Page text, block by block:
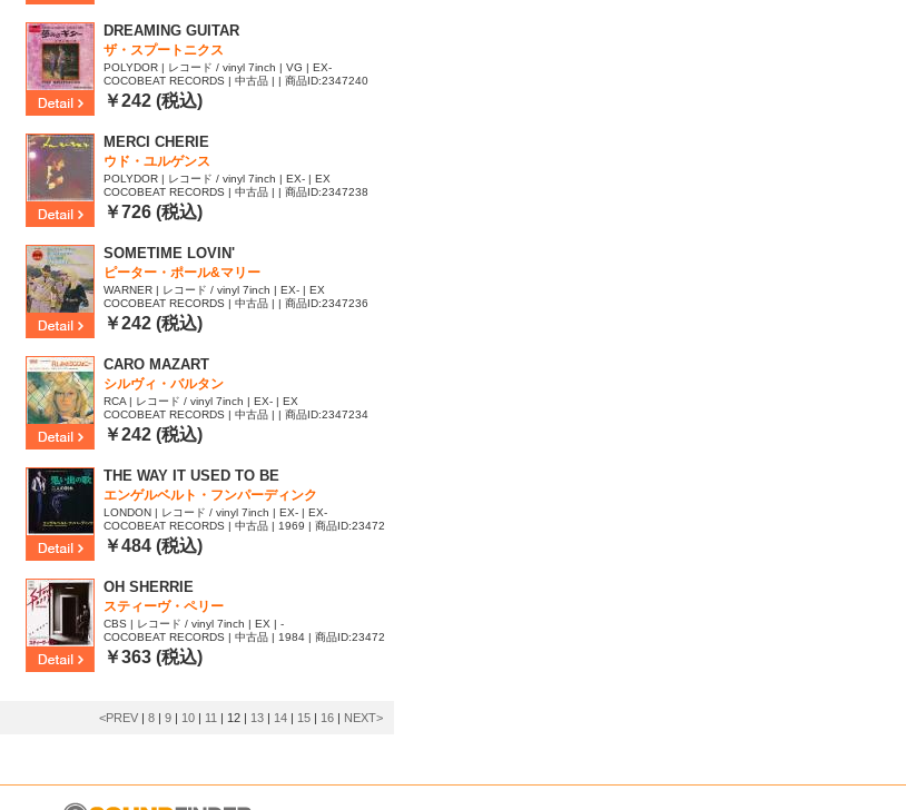
DREAMING GUITAR
ザ・スプートニクス
POLYDOR | レコード / vinyl 7inch | VG | EX-
COCOBEAT RECORDS | 中古品 | | 商品ID:2347240
￥242 (税込)
MERCI CHERIE
ウド・ユルゲンス
POLYDOR | レコード / vinyl 7inch | EX- | EX
COCOBEAT RECORDS | 中古品 | | 商品ID:2347238
￥726 (税込)
SOMETIME LOVIN'
ピーター・ポール&マリー
WARNER | レコード / vinyl 7inch | EX- | EX
COCOBEAT RECORDS | 中古品 | | 商品ID:2347236
￥242 (税込)
CARO MAZART
シルヴィ・バルタン
RCA | レコード / vinyl 7inch | EX- | EX
COCOBEAT RECORDS | 中古品 | | 商品ID:2347234
￥242 (税込)
THE WAY IT USED TO BE
エンゲルベルト・フンパーディンク
LONDON | レコード / vinyl 7inch | EX- | EX-
COCOBEAT RECORDS | 中古品 | 1969 | 商品ID:23472
29
￥484 (税込)
OH SHERRIE
スティーヴ・ペリー
CBS | レコード / vinyl 7inch | EX | -
COCOBEAT RECORDS | 中古品 | 1984 | 商品ID:23472
27
￥363 (税込)
<PREV | 8 | 9 | 10 | 11 | 12 | 13 | 14 | 15 | 16 | NEXT>